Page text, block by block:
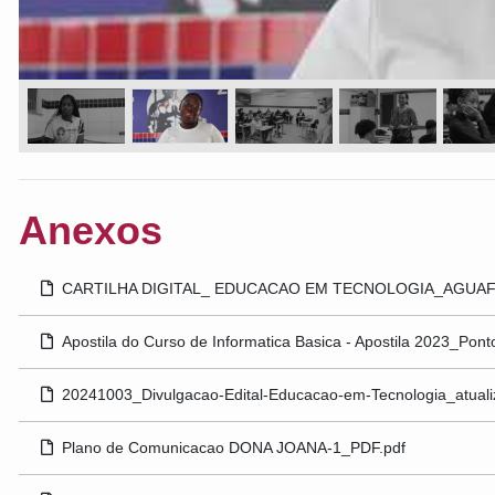
Anexos
CARTILHA DIGITAL_ EDUCACAO EM
Apostila do Curso de Informatica Basica - Apostila
20241003_Divulgacao-Edital-Educacao-em-
Plano de Comunicacao DONA JOANA-1_PDF.pdf